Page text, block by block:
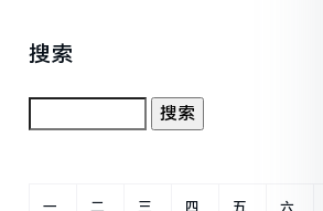
搜索
一 二 三 四 五 六